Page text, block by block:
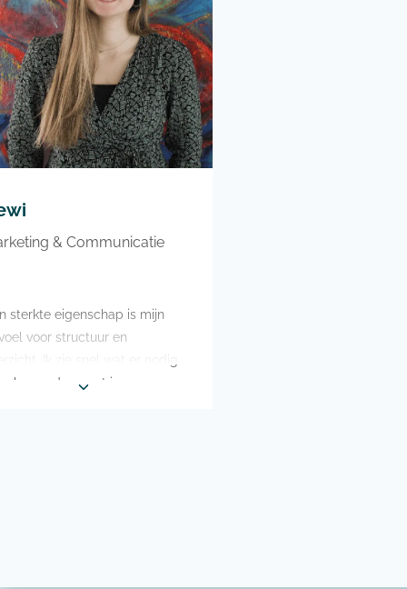
ik
kan omdraaien!
Een droom die nog op mijn lijst
staat is het noorderlicht zien in
Scandinavië.
In mijn vrije tijd geniet ik van een
goed glas rode wijn met
bijpassende kaas, spontane
& Communicatie
sterkte eigenschap is mijn
voor structuur en
Ik zie snel wat er nodig
breng daar rust in